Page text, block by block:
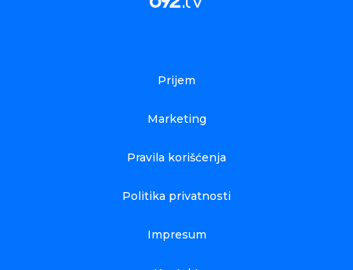
Prijem
Marketing
Pravila korišćenja
Politika privatnosti
Impresum